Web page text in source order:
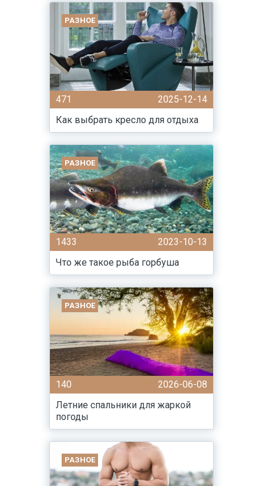
РАЗНОЕ
471
2025-12-14
Как выбрать кресло для отдыха
РАЗНОЕ
1433
2023-10-13
Что же такое рыба горбуша
РАЗНОЕ
140
2026-06-08
Летние спальники для жаркой
погоды
РАЗНОЕ